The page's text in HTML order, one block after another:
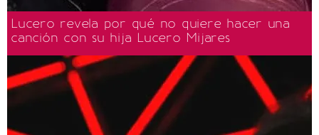
Lucero revela por qué no quiere hacer una
canción con su hija Lucero Mijares